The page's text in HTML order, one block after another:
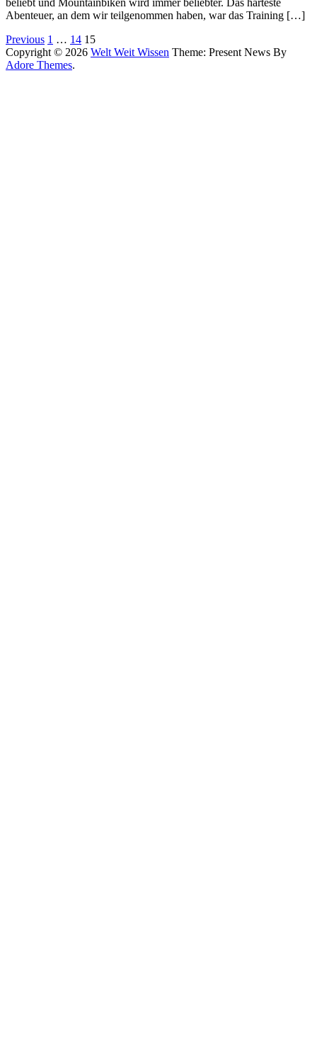
beliebt und Mountainbiken wird immer beliebter. Das härteste
Abenteuer, an dem wir teilgenommen haben, war das Training […]
Posts
pagination
Previous 1 … 14 15
Copyright © 2026 Welt Weit Wissen Theme: Present News By
Adore Themes.